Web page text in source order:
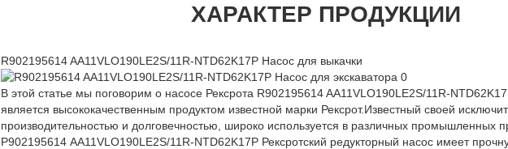
ХАРАКТЕР ПРОДУКЦИИ
R902195614 AA11VLO190LE2S/11R-NTD62K17P Насос для выкачки
В этой статье мы поговорим о насосе Рексрота R902195614 AA11VLO190LE2S/11R-
является высококачественным продуктом известной марки Рексрот.Известный своей
производительностью и долговечностью, широко используется в различных промышленных
Р902195614 AA11VLO190LE2S/11R-NTD62K17P Рексротский редукторный насос имеет